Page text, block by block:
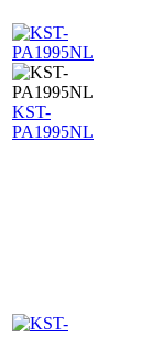
KST-
PA1995NL